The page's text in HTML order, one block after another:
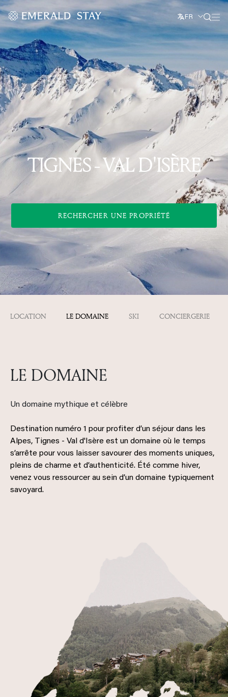
FR
TIGNES - VAL D'ISÈRE
RECHERCHER UNE PROPRIÉTÉ
LOCATION LE DOMAINE SKI CONCIERGERIE
LE DOMAINE
Un domaine mythique et célèbre
Destination numéro 1 pour profiter d’un séjour dans les
Alpes, Tignes - Val d'Isère est un domaine où le temps
s’arrête pour vous laisser savourer des moments uniques,
pleins de charme et d’authenticité. Été comme hiver,
venez vous ressourcer au sein d’un domaine typiquement
savoyard.